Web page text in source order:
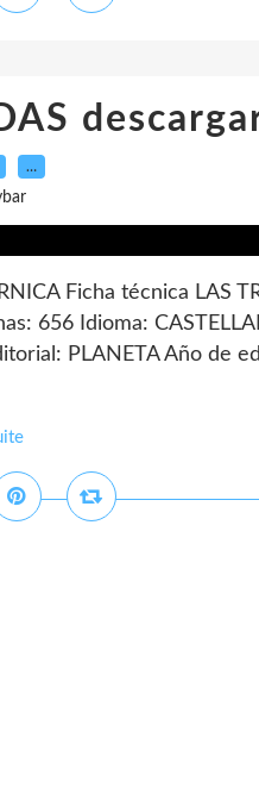
…
Ficha técnica LAS
656 Idioma:
PLANETA Año de